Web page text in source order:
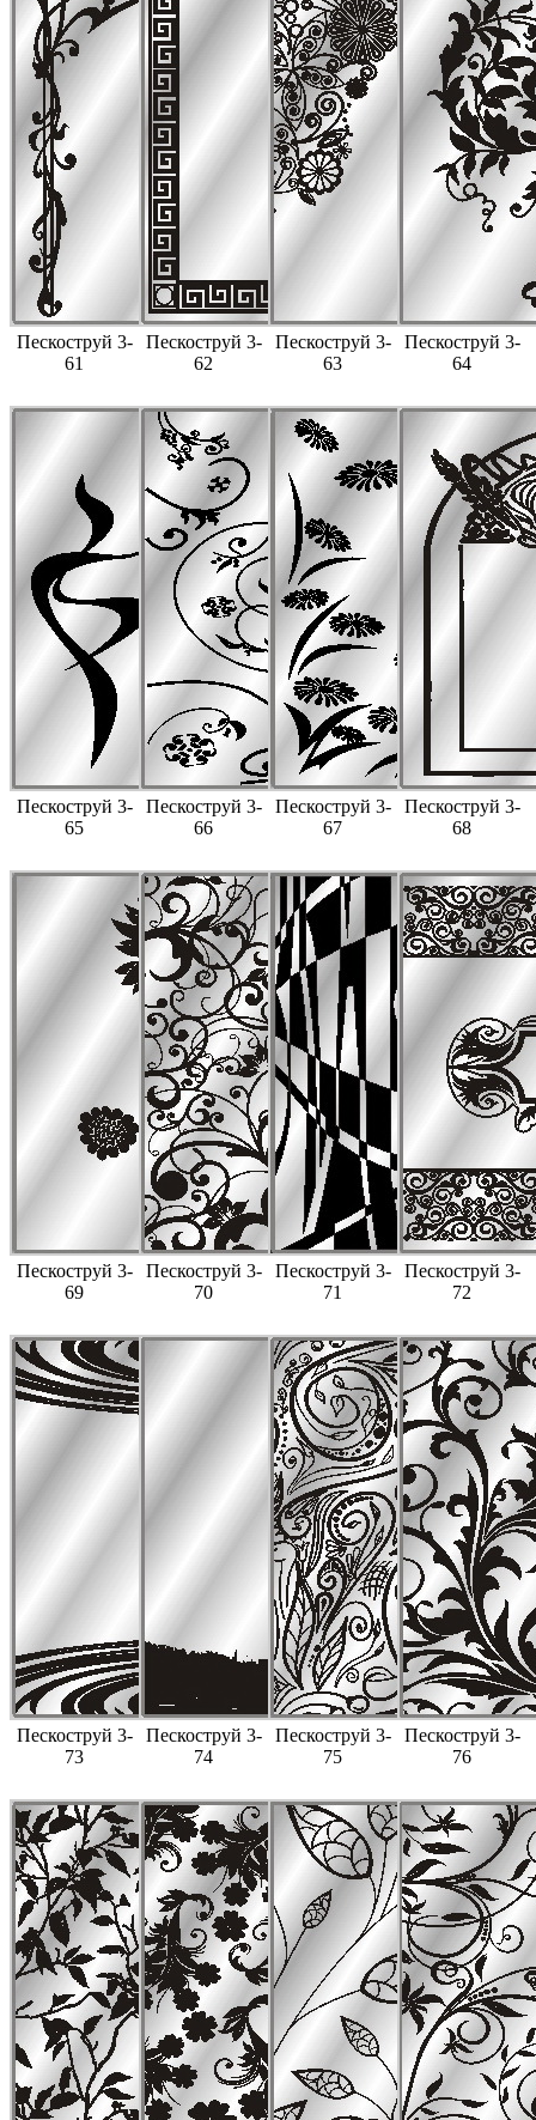
Пескоструй 3-
61
Пескоструй 3-
62
Пескоструй 3-
63
Пескоструй 3-
64
Пескоструй 3-
65
Пескоструй 3-
66
Пескоструй 3-
67
Пескоструй 3-
68
Пескоструй 3-
69
Пескоструй 3-
70
Пескоструй 3-
71
Пескоструй 3-
72
Пескоструй 3-
73
Пескоструй 3-
74
Пескоструй 3-
75
Пескоструй 3-
76